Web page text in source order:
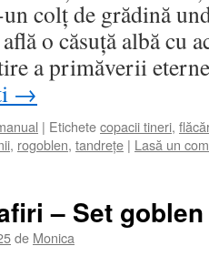
colț de grădină
o căsuță albă cu
a primăverii
→
| Etichetecopacii tineri,
, rogoblen, tandrețe | Lasă un
– Set
de Monica